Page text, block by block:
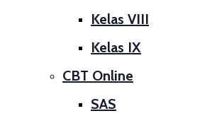
Kelas VIII
Kelas IX
CBT Online
SAS